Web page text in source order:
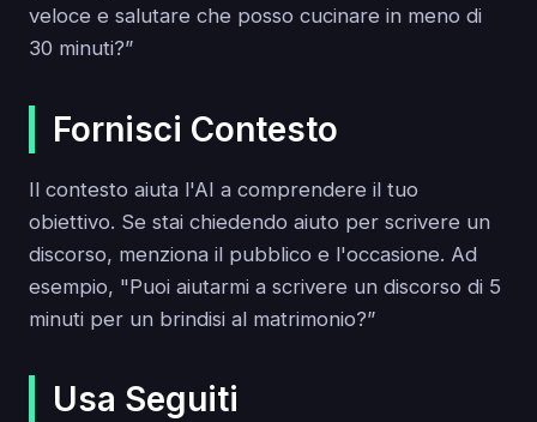
veloce e salutare che posso cucinare in meno di
30 minuti?”
Fornisci Contesto
Il contesto aiuta l'AI a comprendere il tuo
obiettivo. Se stai chiedendo aiuto per scrivere un
discorso, menziona il pubblico e l'occasione. Ad
esempio, "Puoi aiutarmi a scrivere un discorso di 5
minuti per un brindisi al matrimonio?”
Usa Seguiti